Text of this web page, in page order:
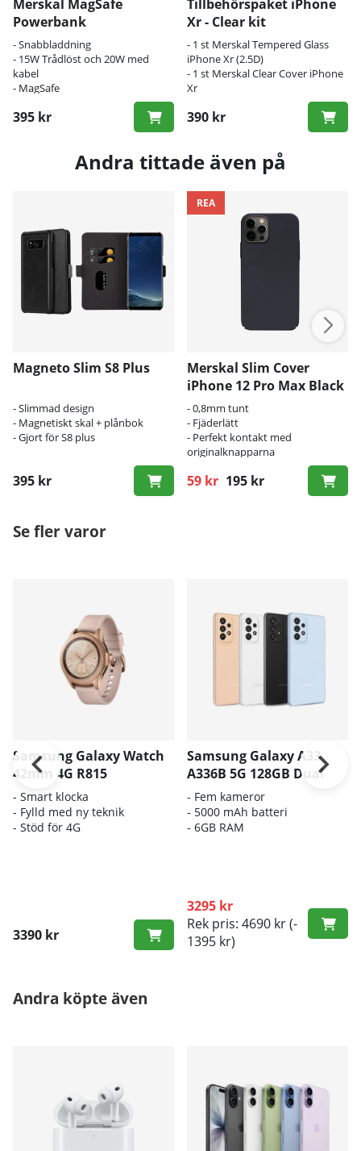
Merskal MagSafe
Powerbank
- Snabbladdning
- 15W Trådlöst och 20W med
kabel
- MagSafe
395 kr
Tillbehörspaket iPhone
Xr - Clear kit
- 1 st Merskal Tempered Glass
iPhone Xr (2.5D)
- 1 st Merskal Clear Cover iPhone
Xr
390 kr
Andra tittade även på
Magneto Slim S8 Plus
- Slimmad design
- Magnetiskt skal + plånbok
- Gjort för S8 plus
395 kr
REA
Merskal Slim Cover
iPhone 12 Pro Max Black
- 0,8mm tunt
- Fjäderlätt
- Perfekt kontakt med
originalknapparna
59 kr 195 kr
Ordinarie pris:
Se fler varor
Samsung Galaxy Watch
42mm 4G R815
- Smart klocka
- Fylld med ny teknik
- Stöd för 4G
3390 kr
Samsung Galaxy A33
A336B 5G 128GB Dual
- Fem kameror
- 5000 mAh batteri
- 6GB RAM
3295 kr
Rek pris: 4690 kr(-
1395 kr)
Andra köpte även